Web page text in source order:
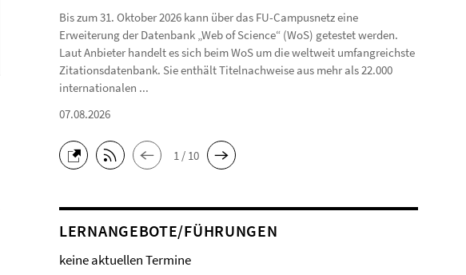
Bis zum 31. Oktober 2026 kann über das FU-Campusnetz eine
Erweiterung der Datenbank „Web of Science“ (WoS) getestet werden.
Laut Anbieter handelt es sich beim WoS um die weltweit umfangreichste
Zitationsdatenbank. Sie enthält Titelnachweise aus mehr als 22.000
internationalen ...
07.08.2026
1 / 10
LERNANGEBOTE/FÜHRUNGEN
keine aktuellen Termine